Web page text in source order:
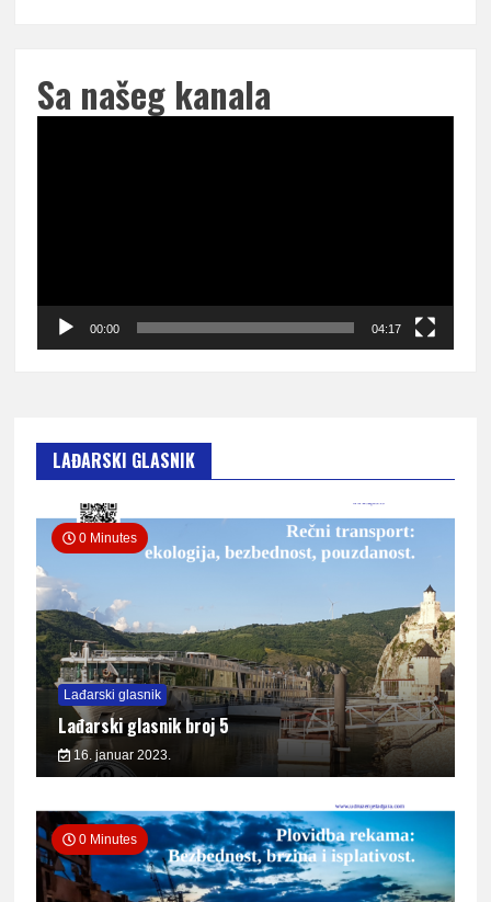
Sa našeg kanala
00:00 04:17
LAĐARSKI GLASNIK
0 Minutes
Lađarski glasnik
Lađarski glasnik broj 5
16. januar 2023.
0 Minutes